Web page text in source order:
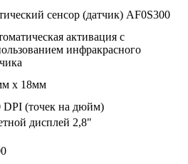
сенсор (датчик) AF0S300
активация с
инфракрасного
х 18мм
DPI (точек на дюйм)
дисплей 2,8"